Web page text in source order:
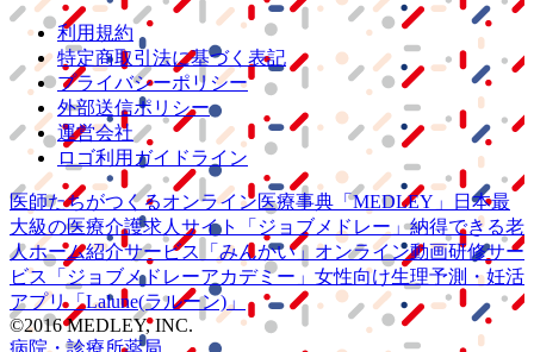
利用規約
特定商取引法に基づく表記
プライバシーポリシー
外部送信ポリシー
運営会社
ロゴ利用ガイドライン
医師たちがつくるオンライン医療事典 「MEDLEY」
日本最
大級の医療介護求人サイト 「ジョブメドレー」納得できる老
人ホーム紹介サービス
「みんかい」 オンライン動画研修サー
ビス
「ジョブメドレーアカデミー」 女性向け生理予測・妊活
アプリ「Lalune(ラルーン)」
©2016 MEDLEY, INC.
病院・診療所薬局